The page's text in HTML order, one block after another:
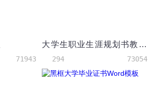
71943
大学生职业生涯规划书教师
294 73054